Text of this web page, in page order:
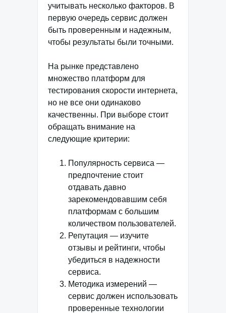
учитывать несколько факторов. В
первую очередь сервис должен
быть проверенным и надежным,
чтобы результаты были точными.
На рынке представлено
множество платформ для
тестирования скорости интернета,
но не все они одинаково
качественны. При выборе стоит
обращать внимание на
следующие критерии:
Популярность сервиса —
предпочтение стоит
отдавать давно
зарекомендовавшим себя
платформам с большим
количеством пользователей.
Репутация — изучите
отзывы и рейтинги, чтобы
убедиться в надежности
сервиса.
Методика измерений —
сервис должен использовать
проверенные технологии